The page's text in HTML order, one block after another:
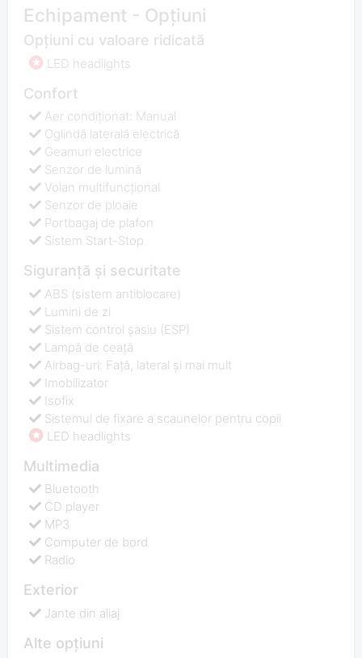
Echipament - Opțiuni
Opțiuni cu valoare ridicată
LED headlights
Confort
Aer condiționat: Manual
Oglindă laterală electrică
Geamuri electrice
Senzor de lumină
Volan multifuncţional
Senzor de ploaie
Portbagaj de plafon
Sistem Start-Stop
Siguranță și securitate
ABS (sistem antiblocare)
Lumini de zi
Sistem control şasiu (ESP)
Lampă de ceață
Airbag-uri: Față, lateral și mai mult
Imobilizator
Isofix
Sistemul de fixare a scaunelor pentru copii
LED headlights
Multimedia
Bluetooth
CD player
MP3
Computer de bord
Radio
Exterior
Jante din aliaj
Alte opțiuni